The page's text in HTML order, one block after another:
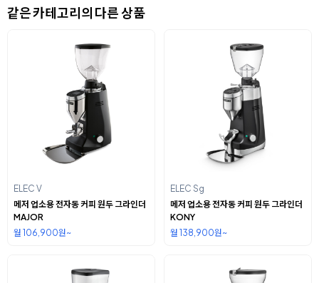
같은 카테고리의 다른 상품
ELEC V
메저 업소용 전자동 커피 원두 그라인더
MAJOR
월 106,900원~
ELEC Sg
메저 업소용 전자동 커피 원두 그라인더
KONY
월 138,900원~